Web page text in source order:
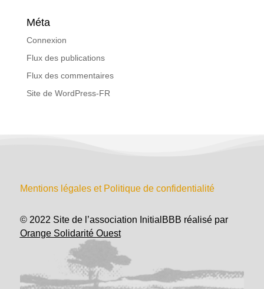
Méta
Connexion
Flux des publications
Flux des commentaires
Site de WordPress-FR
Mentions légales et Politique de confidentialité
© 2022 Site de l’association InitialBBB réalisé par
Orange Solidarité Ouest